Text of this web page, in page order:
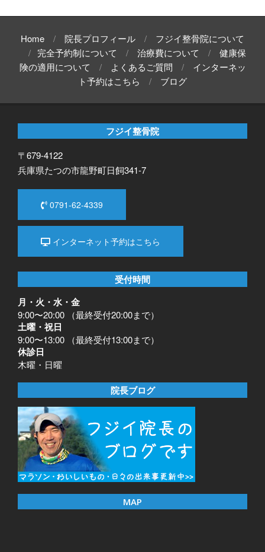
Home 院長プロフィール
フジイ整骨院について
完全予約制について
治療費について
健康保
険の適用について
よくあるご質問
インターネッ
ト予約はこちら
ブログ
フジイ整骨院
〒679-4122
兵庫県たつの市龍野町日飼341-7
0791-62-4339
インターネット予約はこちら
受付時間
月・火・水・金
9:00〜20:00 （最終受付20:00まで）
土曜・祝日
9:00〜13:00 （最終受付13:00まで）
休診日
木曜・日曜
院長ブログ
MAP